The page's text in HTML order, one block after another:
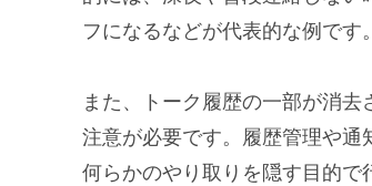
フになるなどが代表的な例です。
また、トーク履歴の一部が消
注意が必要です。履歴管理や通
何らかのやり取りを隠す目的で